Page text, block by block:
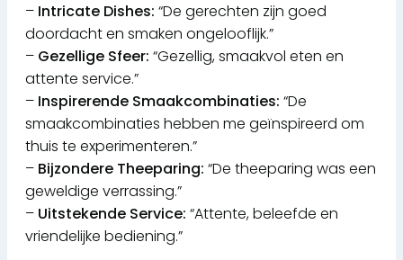
– Intricate Dishes: “De gerechten zijn goed
doordacht en smaken ongelooflijk.”
– Gezellige Sfeer: “Gezellig, smaakvol eten en
attente service.”
– Inspirerende Smaakcombinaties: “De
smaakcombinaties hebben me geïnspireerd om
thuis te experimenteren.”
– Bijzondere Theeparing: “De theeparing was een
geweldige verrassing.”
– Uitstekende Service: “Attente, beleefde en
vriendelijke bediening.”